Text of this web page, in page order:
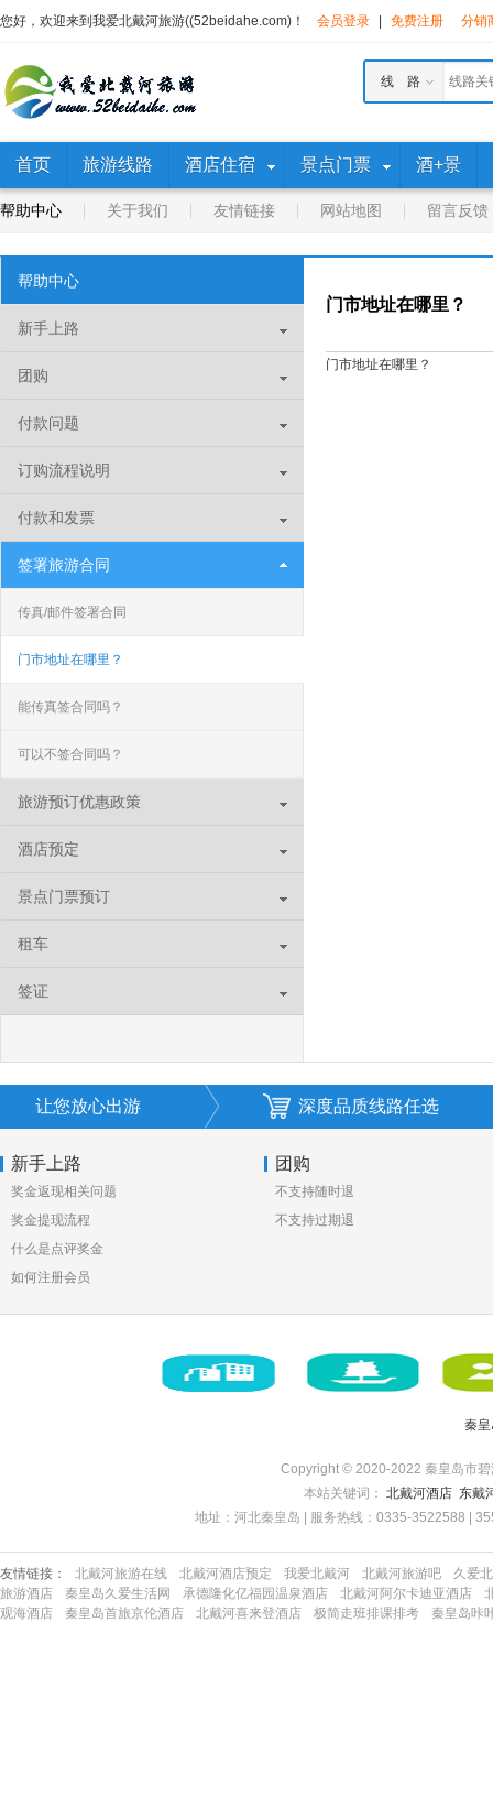
您好，欢迎来到我爱北戴河旅游((52beidahe.com)！ 会员登录 免费注册 分销
线 路
首页 旅游线路 酒店住宿 景点门票 酒+景
帮助中心 关于我们 友情链接 网站地图 留言反馈
帮助中心
新手上路
团购
付款问题
订购流程说明
付款和发票
签署旅游合同
传真/邮件签署合同
门市地址在哪里？
能传真签合同吗？
可以不签合同吗？
旅游预订优惠政策
酒店预定
景点门票预订
租车
签证
门市地址在哪里？
门市地址在哪里？
让您放心出游 深度品质线路任选
新手上路
奖金返现相关问题
奖金提现流程
什么是点评奖金
如何注册会员
团购
不支持随时退
不支持过期退
秦
Copyright © 2020-2022 秦皇岛市
本站关键词： 北戴河酒店 东戴
地址：河北秦皇岛 | 服务热线：0335-3522588 |
友情链接： 北戴河旅游在线 北戴河酒店预定 我爱北戴河 北戴河旅游吧
久爱
旅游酒店
秦皇岛久爱生活网 承德隆化亿福园温泉酒店 北戴河阿尔卡迪亚酒店
观海酒店
秦皇岛首旅京伦酒店 北戴河喜来登酒店 极简走班排课排考 秦皇岛咔